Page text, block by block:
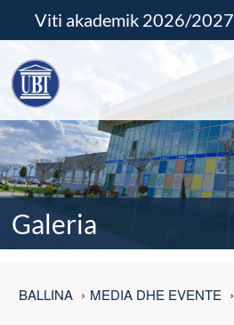
Viti akademik 2026/2027
Galeria
BALLINA MEDIA DHE EVENTE